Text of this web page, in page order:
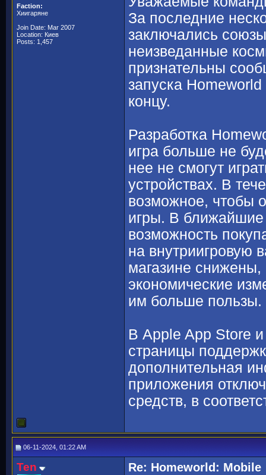
Faction:
Хиигаряне
Join Date: Mar 2007
Location: Киев
Posts: 1,457
За последние
заключались
неизведанные
признательны
запуска
концу.
Разработка
игра больше не
нее не смогут
устройствах. В
возможное, чтобы
игры. В ближайшие
возможность
на внутриигровую
магазине
экономические
им больше пользы.
В Apple App Store
страницы
дополнительная
приложения
средств, в
06-11-2024, 01:22 AM
Ten Re: Homeworld: Mobile